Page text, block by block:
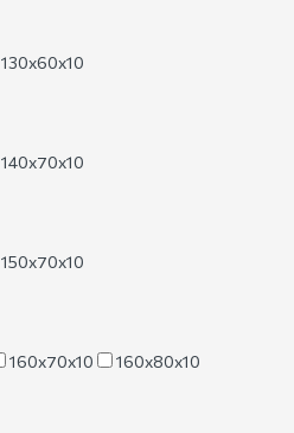
130х60х10
140х70х10
150х70х10
160х70х10
160х80х10